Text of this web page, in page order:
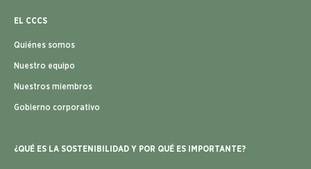
EL CCCS
Quiénes somos
Nuestro equipo
Nuestros miembros
Gobierno corporativo
¿QUÉ ES LA SOSTENIBILIDAD Y POR QUÉ ES IMPORTANTE?